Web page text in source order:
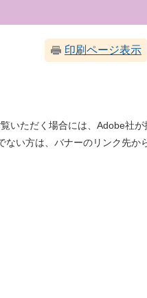
印刷ページ表示
いただく場合には、Adobe社
ない方は、バナーのリンク先か